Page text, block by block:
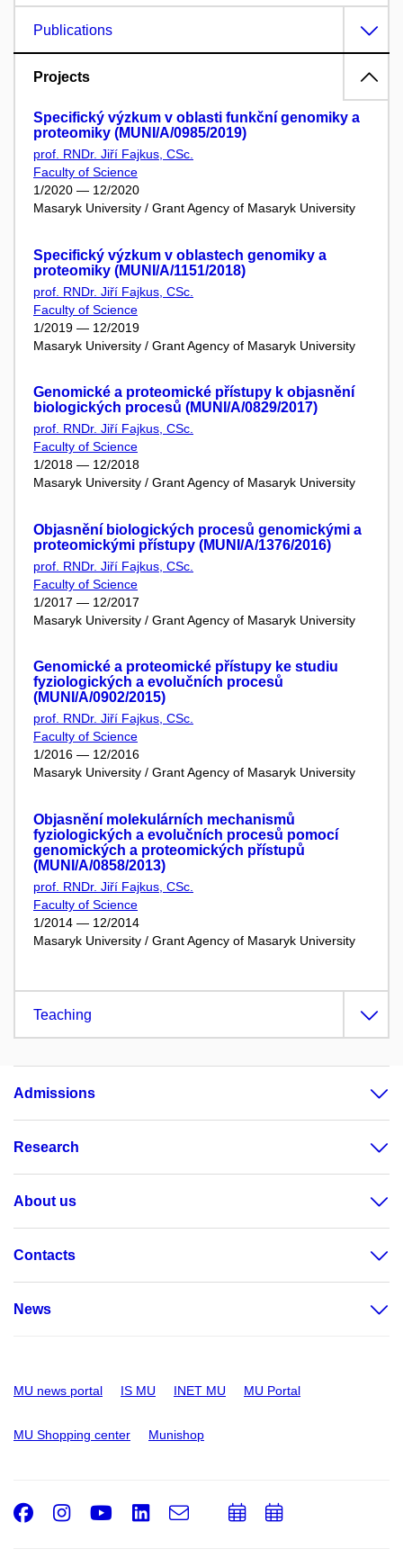
Publications
Projects
Specifický výzkum v oblasti funkční genomiky a
proteomiky (MUNI/A/0985/2019)
prof. RNDr. Jiří Fajkus, CSc.
Faculty of Science
1/2020 — 12/2020
Masaryk University / Grant Agency of Masaryk University
Specifický výzkum v oblastech genomiky a
proteomiky (MUNI/A/1151/2018)
prof. RNDr. Jiří Fajkus, CSc.
Faculty of Science
1/2019 — 12/2019
Masaryk University / Grant Agency of Masaryk University
Genomické a proteomické přístupy k objasnění
biologických procesů (MUNI/A/0829/2017)
prof. RNDr. Jiří Fajkus, CSc.
Faculty of Science
1/2018 — 12/2018
Masaryk University / Grant Agency of Masaryk University
Objasnění biologických procesů genomickými a
proteomickými přístupy (MUNI/A/1376/2016)
prof. RNDr. Jiří Fajkus, CSc.
Faculty of Science
1/2017 — 12/2017
Masaryk University / Grant Agency of Masaryk University
Genomické a proteomické přístupy ke studiu
fyziologických a evolučních procesů
(MUNI/A/0902/2015)
prof. RNDr. Jiří Fajkus, CSc.
Faculty of Science
1/2016 — 12/2016
Masaryk University / Grant Agency of Masaryk University
Objasnění molekulárních mechanismů
fyziologických a evolučních procesů pomocí
genomických a proteomických přístupů
(MUNI/A/0858/2013)
prof. RNDr. Jiří Fajkus, CSc.
Faculty of Science
1/2014 — 12/2014
Masaryk University / Grant Agency of Masaryk University
Teaching
Admissions
Research
About us
Contacts
News
MU news portal IS MU INET MU MU Portal
MU Shopping center Munishop
Facebook
Instagram
Youtube
LinkedIn
e-
AddAdd